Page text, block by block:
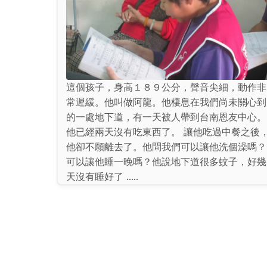
這個孩子，身高１８９公分，聲音尖細，動作非
常遲緩。他叫做阿龍。他棲息在我們尚未關心到
的一處地下道，有一天被人帶到台南恩友中心。
他已經兩天沒有吃東西了。 讓他吃過中餐之後
他卻不願離去了。他問我們可以讓他洗個澡嗎？
可以讓他睡一晚嗎？他說地下道很多蚊子，好幾
天沒有睡好了 .....